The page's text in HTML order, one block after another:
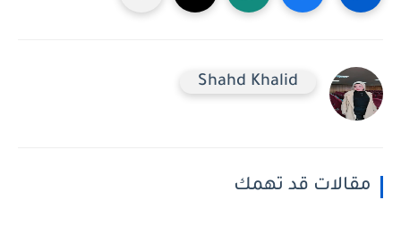
Shahd Khalid
مقالات قد تهمك